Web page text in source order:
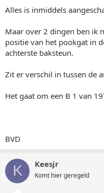
Alles is inmiddels
Maar over 2 dingen ben ik
positie van het pookgat in
achterste baksteun.
Zit er verschil in tussen de
Het gaat om een B 1 van
BVD
K Keesjr
Komt hier geregeld